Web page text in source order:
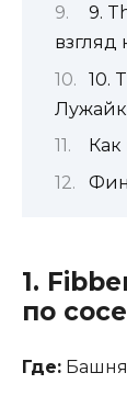
9.
взгляд
10.
Как
1.
по
Где: